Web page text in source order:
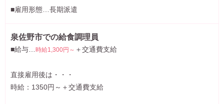
■雇用形態…長期派遣
泉佐野市での給食調理員
■給与… 時給1,300円～ ＋交通費支給
直接雇用後は・・・
時給：1350円～＋交通費支給